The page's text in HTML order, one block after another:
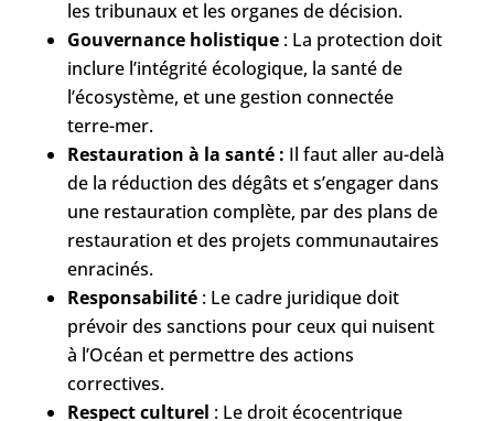
les tribunaux et les organes de décision.
Gouvernance holistique : La protection doit
inclure l’intégrité écologique, la santé de
l’écosystème, et une gestion connectée
terre-mer.
Restauration à la santé : Il faut aller au-delà
de la réduction des dégâts et s’engager dans
une restauration complète, par des plans de
restauration et des projets communautaires
enracinés.
Responsabilité : Le cadre juridique doit
prévoir des sanctions pour ceux qui nuisent
à l’Océan et permettre des actions
correctives.
Respect culturel : Le droit écocentrique